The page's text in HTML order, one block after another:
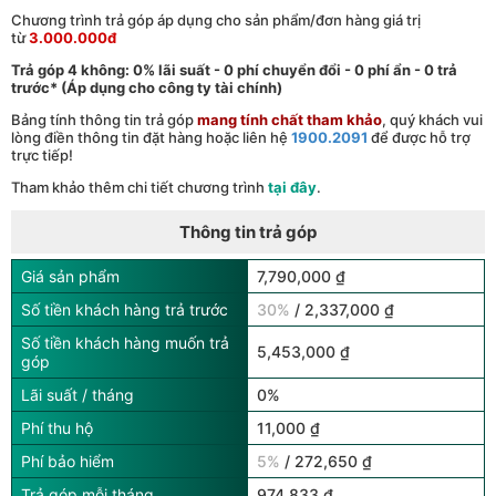
Chương trình trả góp áp dụng cho sản phẩm/đơn hàng giá trị
từ3.000.000đ
Trả góp 4 không: 0% lãi suất - 0 phí chuyển đổi - 0 phí ẩn - 0 trả
trước* (Áp dụng cho công ty tài chính)
Bảng tính thông tin trả gópmang tính chất tham khảo, quý khách vui
lòng điền thông tin đặt hàng hoặc liên hệ 1900.2091 để được hỗ trợ
trực tiếp!
Tham khảo thêm chi tiết chương trình tại đây.
Thông tin trả góp
Giá sản phẩm
7,790,000 ₫
Số tiền khách hàng trả trước
30% / 2,337,000 ₫
Số tiền khách hàng muốn trả
góp
5,453,000 ₫
Lãi suất / tháng
0%
Phí thu hộ
11,000 ₫
Phí bảo hiểm
5% / 272,650 ₫